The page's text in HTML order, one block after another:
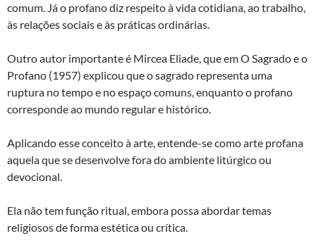
comum. Já o profano diz respeito à vida cotidiana, ao trabalho,
às relações sociais e às práticas ordinárias.
Outro autor importante é Mircea Eliade, que em O Sagrado e o
Profano (1957) explicou que o sagrado representa uma
ruptura no tempo e no espaço comuns, enquanto o profano
corresponde ao mundo regular e histórico.
Aplicando esse conceito à arte, entende-se como arte profana
aquela que se desenvolve fora do ambiente litúrgico ou
devocional.
Ela não tem função ritual, embora possa abordar temas
religiosos de forma estética ou crítica.